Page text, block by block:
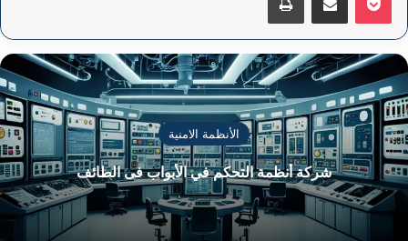
الأنظمة الامنية
شركة أنظمة التحكم في الأبواب فى الطائف